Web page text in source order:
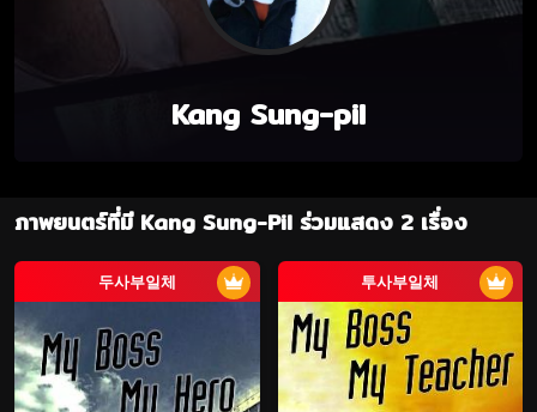
Kang Sung-pil
ภาพยนตร์ที่มี Kang Sung-Pil ร่วมแสดง 2 เรื่อง
두사부일체 투사부일체